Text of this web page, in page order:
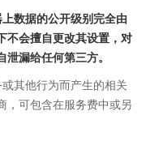
数据的公开级别完全由
不会擅自更改其设置，对
漏给任何第三方。
其他行为而产生的相关
，可包含在服务费中或另